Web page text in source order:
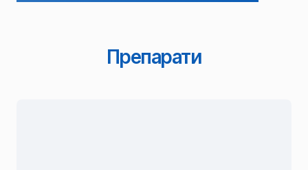
Препарати